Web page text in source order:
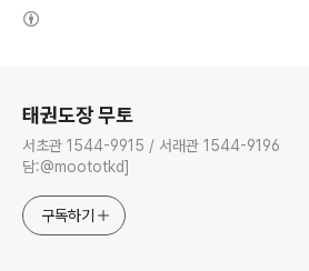
태권도장 무토
서초관 1544-9915 / 서래관 1544-
담:@moototkd]
구독하기